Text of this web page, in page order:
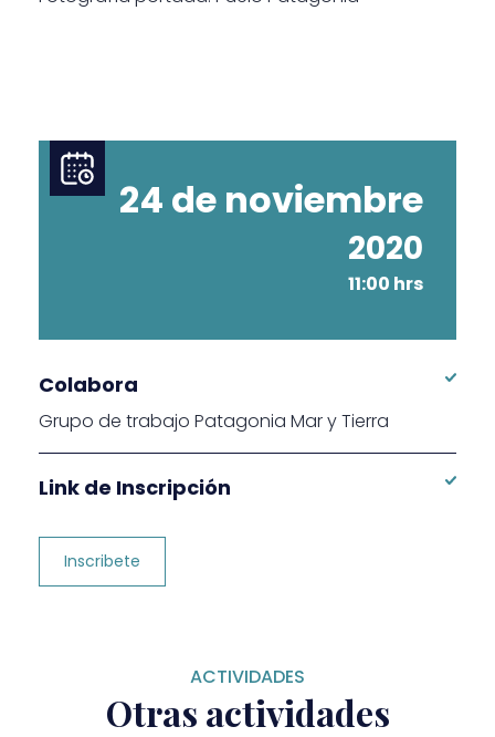
24 de noviembre
2020
11:00 hrs
Colabora
Grupo de trabajo Patagonia Mar y Tierra
Link de Inscripción
Inscribete
ACTIVIDADES
Otras actividades